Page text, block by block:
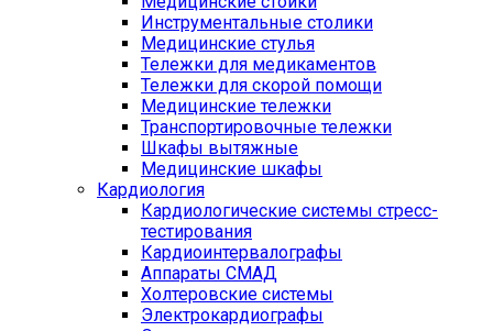
Инструментальные столики
Медицинские стулья
Тележки для медикаментов
Тележки для скорой помощи
Медицинские тележки
Транспортировочные тележки
Шкафы вытяжные
Медицинские шкафы
Кардиология
Кардиологические системы стресс-
тестирования
Кардиоинтервалографы
Аппараты СМАД
Холтеровские системы
Электрокардиографы